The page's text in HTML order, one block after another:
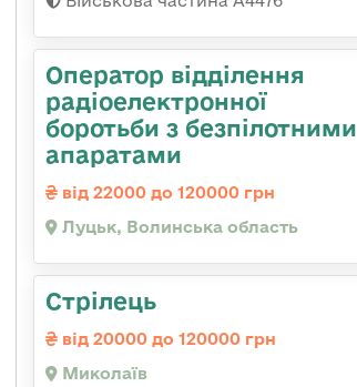
Оператор відділення
радіоелектронної
боротьби з безпілотними
апаратами
від 22000 до 120000 грн
Луцьк, Волинська область
Стрілець
від 20000 до 120000 грн
Миколаїв